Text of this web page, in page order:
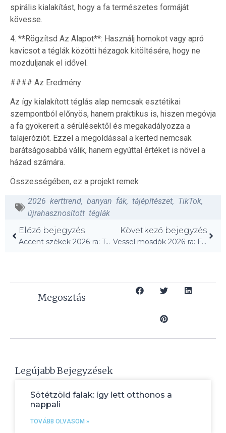
spirális kialakítást, hogy a fa természetes formáját
kövesse.
4. **Rögzítsd Az Alapot**: Használj homokot vagy apró
kavicsot a téglák közötti hézagok kitöltésére, hogy ne
mozduljanak el idővel.
#### Az Eredmény
Az így kialakított téglás alap nemcsak esztétikai
szempontból előnyös, hanem praktikus is, hiszen megóvja
a fa gyökereit a sérülésektől és megakadályozza a
talajeróziót. Ezzel a megoldással a kerted nemcsak
barátságosabbá válik, hanem egyúttal értéket is növel a
házad számára.
Összességében, ez a projekt remek
2026 kerttrend, banyan fák, tájépítészet, TikTok,
újrahasznosított téglák
Előző bejegyzés
Accent székek 2026-ra: Töltsd meg a sarkokat stílussal!
Következő bejegyzés
Vessel mosdók 2026-ra: Friss ötletek, amik elavulttá teszik a szokásos pultokat!
Megosztás
Legújabb Bejegyzések
Sötétzöld falak: így lett otthonos a
nappali
TOVÁBB OLVASOM »